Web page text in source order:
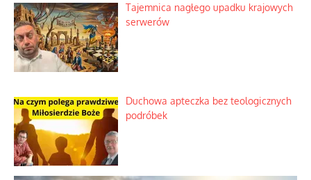
Tajemnica nagłego upadku krajowych
serwerów
Duchowa apteczka bez teologicznych
podróbek